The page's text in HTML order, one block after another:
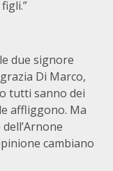
due signore
Di Marco,
tutti sanno dei
affliggono. Ma
cambiano